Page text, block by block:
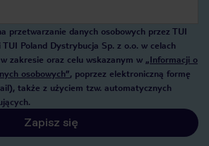
przetwarzanie danych osobowych przez TUI
TUI Poland Dystrybucja Sp. z o.o. w celach
zakresie oraz celu wskazanym w „Informacji o
osobowych”, poprzez elektroniczną formę
także z użyciem tzw. automatycznych
Zapisz się